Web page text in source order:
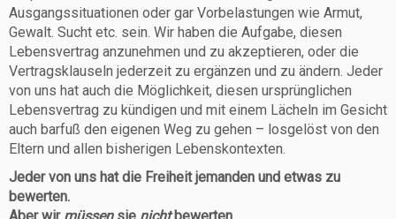
Ausgangssituationen oder gar Vorbelastungen wie Armut,
Gewalt. Sucht etc. sein. Wir haben die Aufgabe, diesen
Lebensvertrag anzunehmen und zu akzeptieren, oder die
Vertragsklauseln jederzeit zu ergänzen und zu ändern. Jeder
von uns hat auch die Möglichkeit, diesen ursprünglichen
Lebensvertrag zu kündigen und mit einem Lächeln im Gesicht
auch barfuß den eigenen Weg zu gehen – losgelöst von den
Eltern und allen bisherigen Lebenskontexten.
Jeder von uns hat die Freiheit jemanden und etwas zu
bewerten.